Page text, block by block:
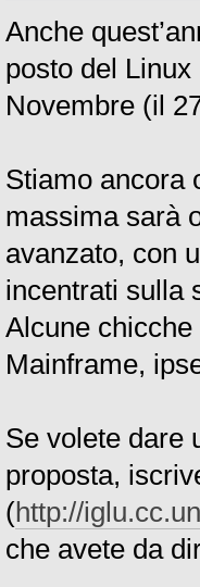
Anche
posto del Linux
Novembre (il
Stiamo ancora
massima sarà
avanzato, con
incentrati sulla
Alcune
Mainframe,
Se volete dare
proposta,
(http://
che avete da